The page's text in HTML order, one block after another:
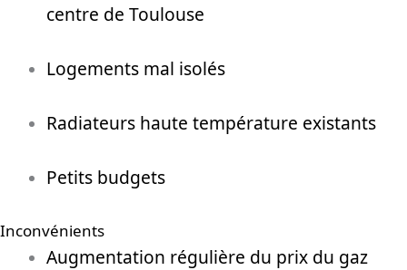
centre de Toulouse
Logements mal isolés
Radiateurs haute température existants
Petits budgets
Inconvénients
Augmentation régulière du prix du gaz